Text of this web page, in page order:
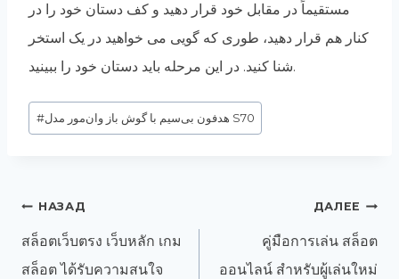
مستقیماً در مقابل خود قرار دهید و کف دستان خود را در
کنار هم قرار دهید، طوری که گویی می خواهید در یک استخر
شنا کنید. در این مرحله باید دستان خود را ببینید.
Метки
записи:
# هدفون بی‌سیم با گوش باز وان‌مور مدل S70
Навигация
по
записям
НАЗАД
สล็อตเว็บตรง เว็บหลัก เกม
สล็อต ได้รับความสนใจ
ДАЛЕЕ
คู่มือการเล่น สล็อต
ออนไลน์ สำหรับผู้เล่นใหม่